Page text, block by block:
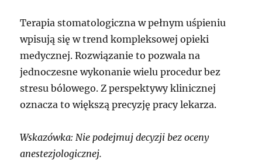
Terapia stomatologiczna w pełnym uśpieniu
wpisują się w trend kompleksowej opieki
medycznej. Rozwiązanie to pozwala na
jednoczesne wykonanie wielu procedur bez
stresu bólowego. Z perspektywy klinicznej
oznacza to większą precyzję pracy lekarza.
Wskazówka: Nie podejmuj decyzji bez oceny
anestezjologicznej.